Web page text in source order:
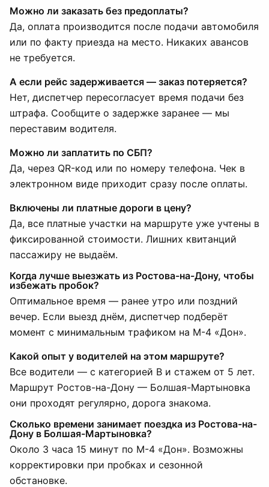
Можно ли заказать без предоплаты?
Да, оплата производится после подачи автомобиля
или по факту приезда на место. Никаких авансов
не требуется.
А если рейс задерживается — заказ потеряется?
Нет, диспетчер пересогласует время подачи без
штрафа. Сообщите о задержке заранее — мы
переставим водителя.
Можно ли заплатить по СБП?
Да, через QR-код или по номеру телефона. Чек в
электронном виде приходит сразу после оплаты.
Включены ли платные дороги в цену?
Да, все платные участки на маршруте уже учтены в
фиксированной стоимости. Лишних квитанций
пассажиру не выдаём.
Когда лучше выезжать из Ростова-на-Дону, чтобы
избежать пробок?
Оптимальное время — ранее утро или поздний
вечер. Если выезд днём, диспетчер подберёт
момент с минимальным трафиком на М-4 «Дон».
Какой опыт у водителей на этом маршруте?
Все водители — с категорией B и стажем от 5 лет.
Маршрут Ростов-на-Дону — Болшая-Мартыновка
они проходят регулярно, дорога знакома.
Сколько времени занимает поездка из Ростова-на-
Дону в Болшая-Мартыновка?
Около 3 часа 15 минут по М-4 «Дон». Возможны
корректировки при пробках и сезонной
обстановке.